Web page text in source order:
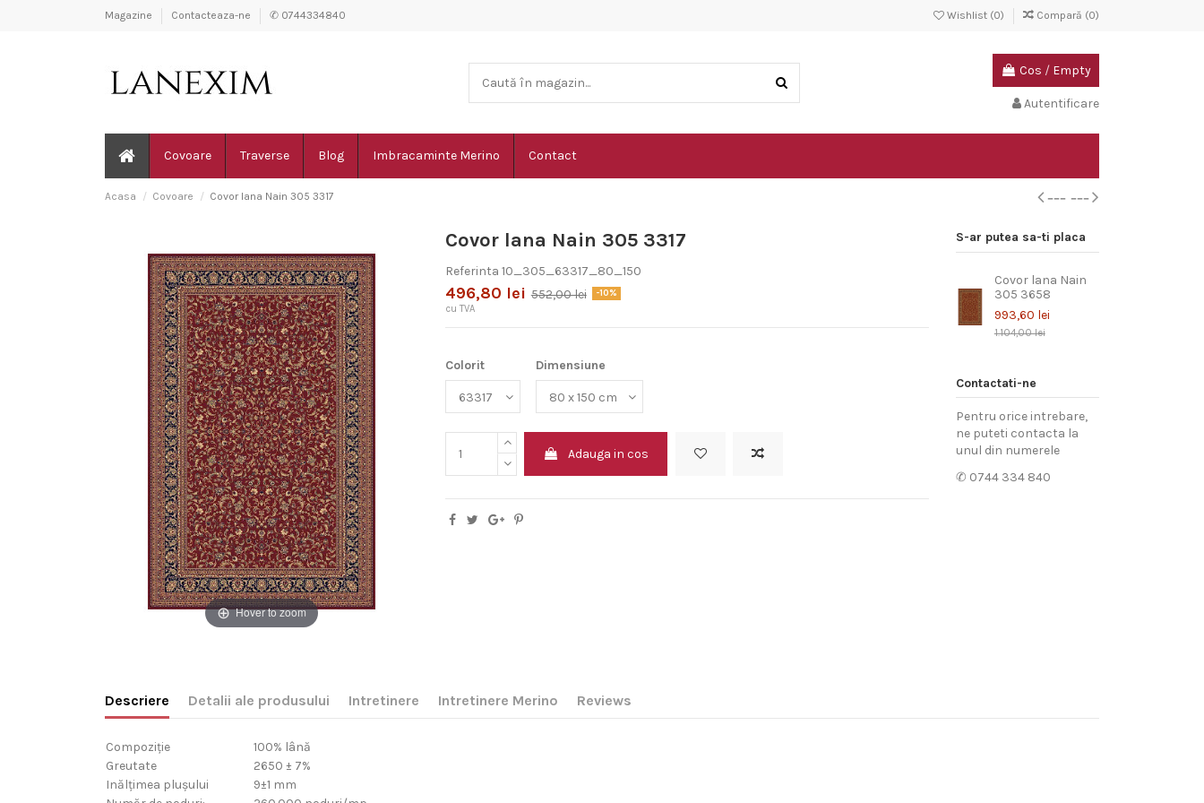
Magazine Contacteaza-ne ✆ 0744334840 Wishlist (0) Compară (0)
Cos / Empty
Autentificare
Covoare Traverse Blog Imbracaminte Merino Contact
Acasa Covoare Covor lana Nain 305 3317
Hover to zoom
Covor lana Nain 305 3317
Referinta 10_305_63317_80_150
496,80 lei 552,00 lei
-10%
cu TVA
Colorit Dimensiune
Adauga in cos
S-ar putea sa-ti placa
Covor lana Nain
305 3658
993,60 lei
1.104,00 lei
Contactati-ne
Pentru orice intrebare,
ne puteti contacta la
unul din numerele
✆ 0744 334 840
Descriere Detalii ale produsului Intretinere Intretinere Merino Reviews
Compoziție
100% lână
Greutate
2650 ± 7%
Inălțimea plușului
9±1 mm